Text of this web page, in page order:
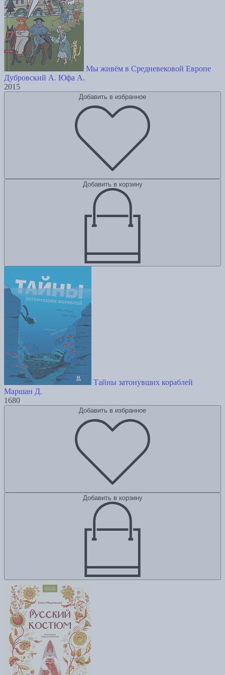
Мы живём в Средневековой Европе
Дубровский А. Юфа А.
2015
Добавить в избранное
Добавить в корзину
Тайны затонувших кораблей
Маршан Д.
1680
Добавить в избранное
Добавить в корзину